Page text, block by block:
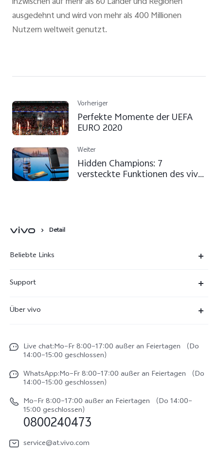
ausgedehnt und wird von mehr als 400 Millionen
Nutzern weltweit genutzt.
Vorheriger
Perfekte Momente der UEFA
EURO 2020
Weiter
Hidden Champions: 7
versteckte Funktionen des vivo
Detail
Beliebte Links
X300
V70
V70 FE
Y31e 5G
vivo Buds Air3
Support
Funtouch OS
IMEI-Authentifizierung
System Verbesserung
Reparaturerfassung
Benutzerhandbuch
Log aktualisieren
Über vivo
Impressum
Rechtliche Hinweise
vivo Datenschutzcenter
Live chat:Mo–Fr 8:00–17:00 außer an Feiertagen （Do
14:00–15:00 geschlossen）
WhatsApp:Mo–Fr 8:00–17:00 außer an Feiertagen （Do
14:00–15:00 geschlossen）
Mo–Fr 8:00–17:00 außer an Feiertagen （Do 14:00–
15:00 geschlossen）
0800240473
service@at.vivo.com